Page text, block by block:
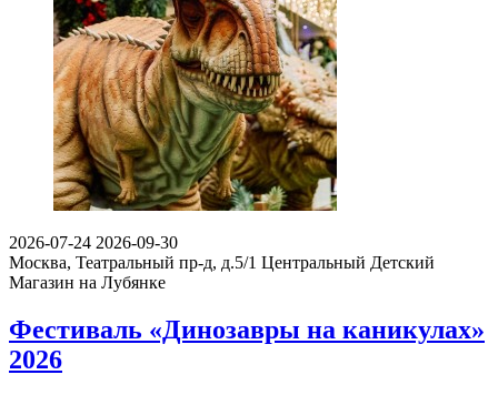
2026-07-24 2026-09-30
Москва, Театральный пр-д, д.5/1 Центральный Детский
Магазин на Лубянке
Фестиваль «Динозавры на каникулах»
2026